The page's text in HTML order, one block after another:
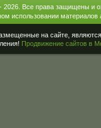
2026. Все права защищены и
использовании материалов
на сайте,
Продвижение сайтов в